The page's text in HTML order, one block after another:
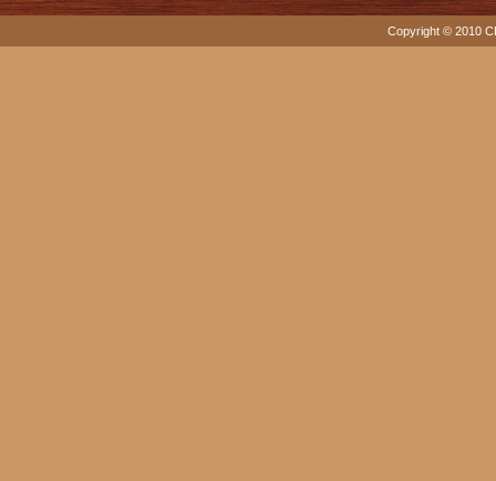
Copyright © 2010